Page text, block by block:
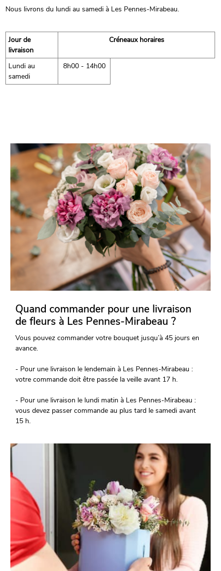
Nous livrons du lundi au samedi à Les Pennes-Mirabeau.
Jour de
livraison
Créneaux horaires
Lundi au
samedi
8h00 - 14h00
Quand commander pour une livraison
de fleurs à Les Pennes-Mirabeau ?
Vous pouvez commander votre bouquet jusqu’à 45 jours en
avance.
- Pour une livraison le lendemain à Les Pennes-Mirabeau :
votre commande doit être passée la veille avant 17 h.
- Pour une livraison le lundi matin à Les Pennes-Mirabeau :
vous devez passer commande au plus tard le samedi avant
15 h.